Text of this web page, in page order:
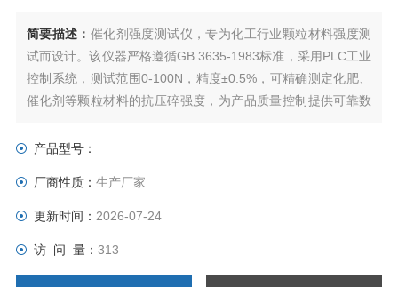
简要描述： 催化剂强度测试仪，专为化工行业颗粒材料强度测
试而设计。该仪器严格遵循GB 3635-1983标准，采用PLC工业
控制系统，测试范围0-100N，精度±0.5%，可精确测定化肥、
催化剂等颗粒材料的抗压碎强度，为产品质量控制提供可靠数
产品型号：
厂商性质： 生产厂家
更新时间： 2026-07-24
访 问 量： 313